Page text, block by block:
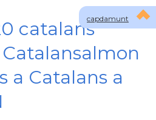
capdamunt
catalans
a Catalans a